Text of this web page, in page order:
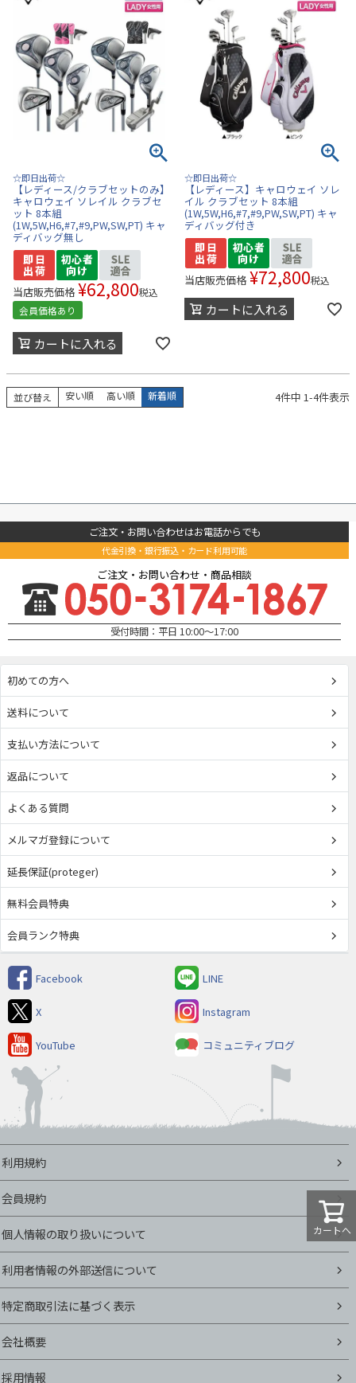
☆即日出荷☆
【レディース/クラブセットのみ】
キャロウェイ ソレイル クラブセ
ット 8本組
(1W,5W,H6,#7,#9,PW,SW,PT) キャ
ディバッグ無し
当店販売価格 ¥62,800税込
会員価格あり
カートに入れる
☆即日出荷☆
【レディース】キャロウェイ ソレ
イル クラブセット 8本組
(1W,5W,H6,#7,#9,PW,SW,PT) キャ
ディバッグ付き
当店販売価格 ¥72,800税込
カートに入れる
並び替え 安い順 高い順 新着順 4件中 1-4件表示
カートへ
ご注文・お問い合わせはお電話からでも
代金引換・銀行振込・カード利用可能
ご注文・お問い合わせ・商品相談
受付時間：平日 10:00～17:00
初めての方へ
送料について
支払い方法について
返品について
よくある質問
メルマガ登録について
延長保証(proteger)
無料会員特典
会員ランク特典
Facebook LINE
X Instagram
YouTube コミュニティブログ
利用規約
会員規約
個人情報の取り扱いについて
利用者情報の外部送信について
特定商取引法に基づく表示
会社概要
採用情報